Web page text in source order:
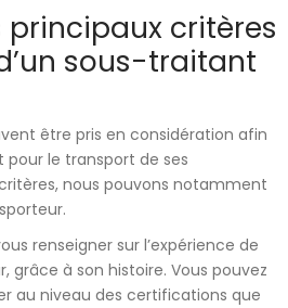
principaux critères
sous-traitant
être pris en considération afin
le transport de ses
nous pouvons notamment
.
renseigner sur l’expérience de
grâce à son histoire. Vous pouvez
au niveau des certifications que